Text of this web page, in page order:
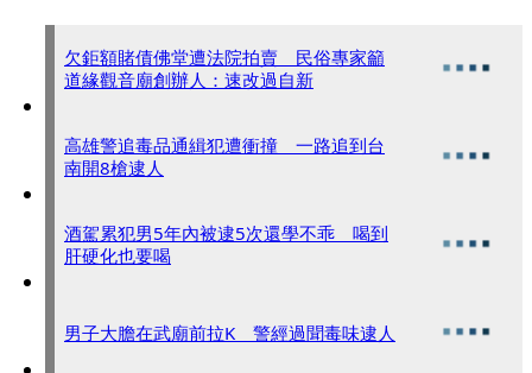
欠鉅額賭債佛堂遭法院拍賣 民俗專家籲
道緣觀音廟創辦人：速改過自新
高雄警追毒品通緝犯遭衝撞 一路追到台
南開8槍逮人
酒駕累犯男5年內被逮5次還學不乖 喝到
肝硬化也要喝
男子大膽在武廟前拉K 警經過聞毒味逮人